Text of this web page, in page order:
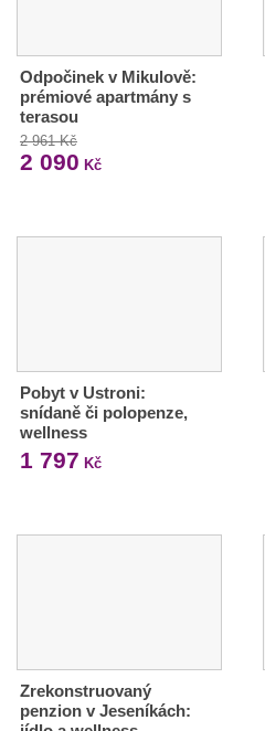
Odpočinek v Mikulově:
prémiové apartmány s
terasou
2 961 Kč
2 090 Kč
Pobyt v Ustroni:
snídaně či polopenze,
wellness
1 797 Kč
Zrekonstruovaný
penzion v Jeseníkách: